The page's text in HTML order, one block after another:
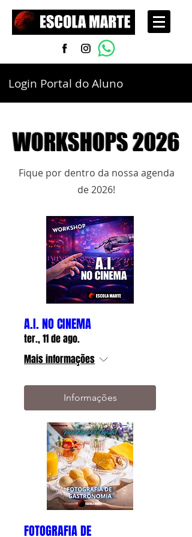
Login Portal do Aluno
WORKSHOPS 2026
Fique por dentro da nossa agenda
de 2026!
A.I. NO CINEMA
ter., 11 de ago.
Mais informações
Informações
FOTOGRAFIA DE